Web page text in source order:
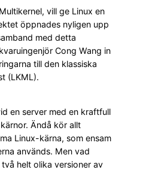
vill ge Linux en
öppnades nyligen upp
med detta
Cong Wang in
till den klassiska
(LKML).
en server med en kraftfull
Ändå kör allt
Linux-kärna, som ensam
används. Men vad
helt olika versioner av